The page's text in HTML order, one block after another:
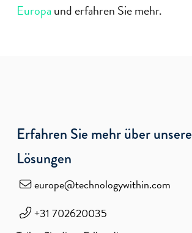
Europa und erfahren Sie mehr.
Erfahren Sie mehr über unsere
Lösungen
europe@technologywithin.com
+31 702620035